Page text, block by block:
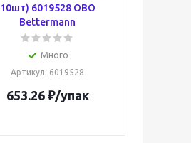
10шт) 6019528 OBO
Bettermann
Много
Артикул: 6019528
653.26₽/упак